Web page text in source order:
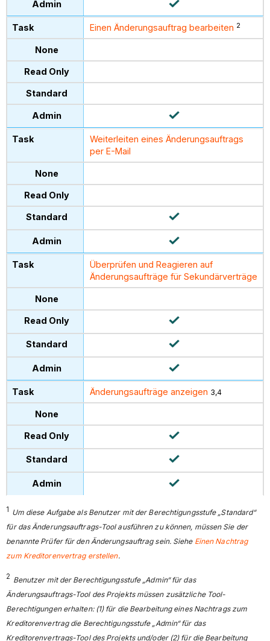
Einen Änderungsauftrag bearbeiten 2
Weiterleiten eines Änderungsauftrags
per E-Mail
Überprüfen und Reagieren auf
Änderungsaufträge für Sekundärverträge
Änderungsaufträge anzeigen 3,4
1 Um diese Aufgabe als Benutzer mit der Berechtigungsstufe „Standard“
für das Änderungsauftrags-Tool ausführen zu können, müssen Sie der
benannte Prüfer für den Änderungsauftrag sein. Siehe Einen Nachtrag
zum Kreditorenvertrag erstellen.
2 Benutzer mit der Berechtigungsstufe „Admin“ für das
Änderungsauftrags-Tool des Projekts müssen zusätzliche Tool-
Berechtigungen erhalten: (1) für die Bearbeitung eines Nachtrags zum
Kreditorenvertrag die Berechtigungsstufe „Admin“ für das
Kreditorenvertrags-Tool des Projekts und/oder (2) für die Bearbeitung